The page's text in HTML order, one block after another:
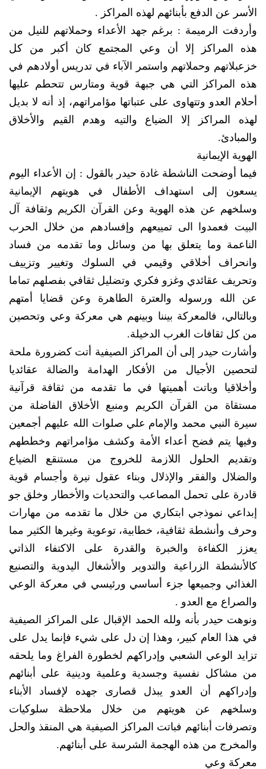
الأسر عن الدفع بأبنائهم لهذه المراكز .
وأردفت الرميمة : برغم جهد الأعداء وحملاتهم للنيل من
هذه المراكز إلا أن وعي المجتمع كان أكبر من كل
خزعبلاتهم وحملاتهم واستمر الآباء في تدريس أولادهم في
هذه المراكز التي هي جبهة قوية ومتارس تتحطم عليها
أحلام العدو وتتهاوى على عتباتها مؤامراتهم، إذ أنه لا بديل
لهذه المراكز إلا الضياع والتيه وهدم القيم والأخلاق
والمبادئ.
الهوية الإيمانية
فيما أوضحت الناشطة غادة حيدر بالقول : إن الأعداء اليوم
يسعون إلى استهداف الأطفال في هويتهم الإيمانية
وسلخهم عن هذه الهوية وعن القرآن الكريم وثقافة آل
البيت فعمدوا الى تمييعهم وإفسادهم من خلال الحرب
الناعمة وما يتعلق بها من وسائل وما تقدمه من فساد
وانحراف أخلاقي وقيمي في السلوك وتغيير وتزييف
وتحريف عقائدي وغزو فكري وتضليل ثقافي بفصلهم تماما
عن الله ورسوله والعترة الطاهرة وعن قضايا أمتهم
وبالتالي، فالمعركة بيننا وبينهم هي معركة وعي وتحصين
من كل ثقافات الغرب الدخيلة.
وأشارت حيدر إلى أن المراكز الصيفية أتت كضرورة ملحة
لتحصين الأجيال من الأفكار الهدامة والضالة عقائديا
وأخلاقيا وباتت أهميتها في ما تقدمه من ثقافة قرآنية
مستقاة من القرآن الكريم ومنبع الأخلاق الفاضلة من
سيرة النبي محمد والإمام علي صلوات الله عليهم أجمعين
وفيها يتم فضح أعداء الأمة وكشف مؤامراتهم وخططهم
وتقديم الحلول اللازمة للخروج من مستنقع الضياع
والضلال والفقر والإذلال وبناء عقول نيرة وأجسام قوية
قادرة على تحمل المصاعب والتحديات والأخطار وخلق جو
إبداعي نموذجي ابتكاري من خلال ما تقدمه من مهارات
وحرف وأنشطة ثقافية، خطابية، توعوية وغيرها الكثير مما
يعزز الكفاءة والخبرة والقدرة على الاكتفاء الذاتي
كالأنشطة الزراعية والتدوير والأشغال اليدوية والتصنيع
الغذائي وجميعها جزء أساسي ورئيسي في معركة الوعي
والصراع مع العدو .
ونوهت حيدر بأنه ولله الحمد الإقبال على المراكز الصيفية
في هذا العام كبير، وهذا إن دل على شيء فإنما يدل على
تزايد الوعي الشعبي وإدراكهم لخطورة الفراغ وما يلحقه
من مشاكل نفسية وجسدية وعلمية ودينية على أبنائهم
وإدراكهم أن العدو يبذل قصارى جهده لإفساد الأبناء
وسلخهم عن هويتهم من خلال ملاحظة سلوكيات
وتصرفات أبنائهم فباتت المراكز الصيفية هي المنقذ والحل
والمخرج من هذه الهجمة الشرسة على أبنائهم.
معركة وعي